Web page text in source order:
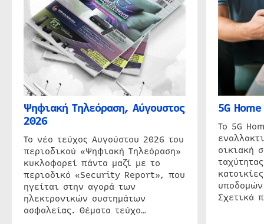
Ψηφιακή Τηλεόραση, Αύγουστος
2026
Το νέο τεύχος Αυγούστου 2026 του
περιοδικού «Ψηφιακή Τηλεόραση»
κυκλοφορεί πάντα μαζί με το
περιοδικό «Security Report», που
ηγείται στην αγορά των
ηλεκτρονικών συστημάτων
ασφαλείας. Θέματα τεύχο…
5G
Το 5G
οικιακή
Σχετικά